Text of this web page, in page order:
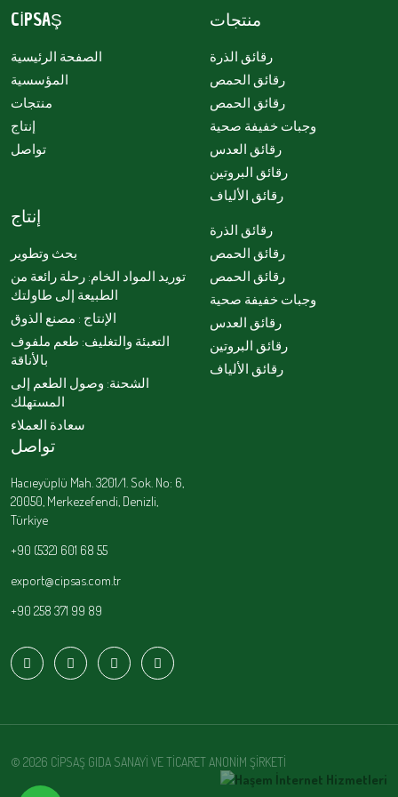
CİPSAŞ
الصفحة الرئيسية
المؤسسية
منتجات
إنتاج
تواصل
منتجات
رقائق الذرة
رقائق الحمص
رقائق الحمص
وجبات خفيفة صحية
رقائق العدس
رقائق البروتين
رقائق الألياف
إنتاج
بحث وتطوير
توريد المواد الخام: رحلة رائعة من
الطبيعة إلى طاولتك
الإنتاج : مصنع الذوق
التعبئة والتغليف: طعم ملفوف
بالأناقة
الشحنة: وصول الطعم إلى
المستهلك
سعادة العملاء
رقائق الذرة
رقائق الحمص
رقائق الحمص
وجبات خفيفة صحية
رقائق العدس
رقائق البروتين
رقائق الألياف
تواصل
Hacıeyüplü Mah. 3201/1. Sok. No: 6,
20050, Merkezefendi, Denizli,
Türkiye
+90 (532) 601 68 55
export@cipsas.com.tr
+90 258 371 99 89
© 2026 CİPSAŞ GIDA SANAYİ VE TİCARET ANONİM ŞİRKETİ